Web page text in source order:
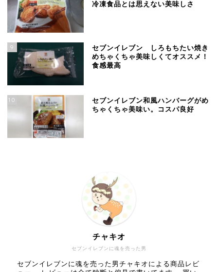
冷凍食品とは思えない美味しさ
9
セブンイレブン しろもちたい焼き
めちゃくちゃ美味しくてオススメ！
食感最高
10
セブンイレブン和風ハンバーグがめ
ちゃくちゃ美味い。コスパ良好
セブンイレブンに魂を売った男
チャキオ
セブンイレブンに魂を売った男チャキオによる商品レビ